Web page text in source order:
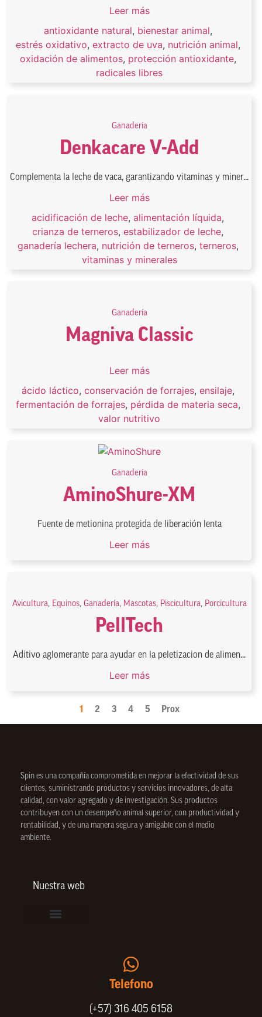
Leer más
antioxidante natural, bienestar animal,
estrés oxidativo, extracto de uva, nutrición animal,
oxidación de alimentos, protección antioxidante,
radicales libres
Ganadería
Denkacare V-Add
Complementa la leche de vaca, garantizando vitaminas y miner...
Leer más
acidificación de leche, alimentación líquida,
crianza de terneros, estabilizador de leche,
ganadería lechera, nutrición de terneros, terneros,
vitaminas y minerales
Ganadería
Magniva Classic
Leer más
ácido láctico, conservación de forrajes, ensilaje,
fermentación de forrajes, pérdida de materia seca,
valor nutritivo
Ganadería
AminoShure-XM
Fuente de metionina protegida de liberación lenta
Leer más
Avicultura, Equinos, Ganadería, Mascotas, Piscicultura, Porcicultura
PellTech
Aditivo aglomerante para ayudar en la peletizacion de alimen...
Leer más
1 2 3 4 5 Prox
Spin es una compañía comprometida en mejorar la efectividad de sus
clientes, suministrando productos y servicios innovadores, de alta
calidad, con valor agregado y de investigación. Sus productos
contribuyen con un desempeño animal superior, con productividad y
rentabilidad, y de una manera segura y amigable con el medio
ambiente.
Nuestra web
Telefono
(+57) 316 405 6158